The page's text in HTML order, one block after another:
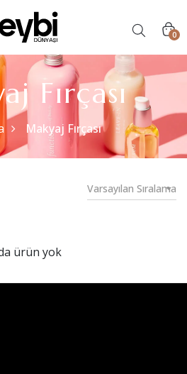
0
Fırçası
Makyaj Fırçası
Varsayılan Sıralama
ürün yok